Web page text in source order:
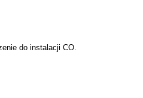
do instalacji CO.